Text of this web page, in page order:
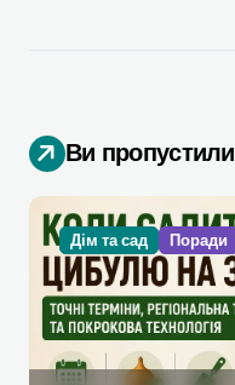
Ви пропустили
Дім та сад Поради